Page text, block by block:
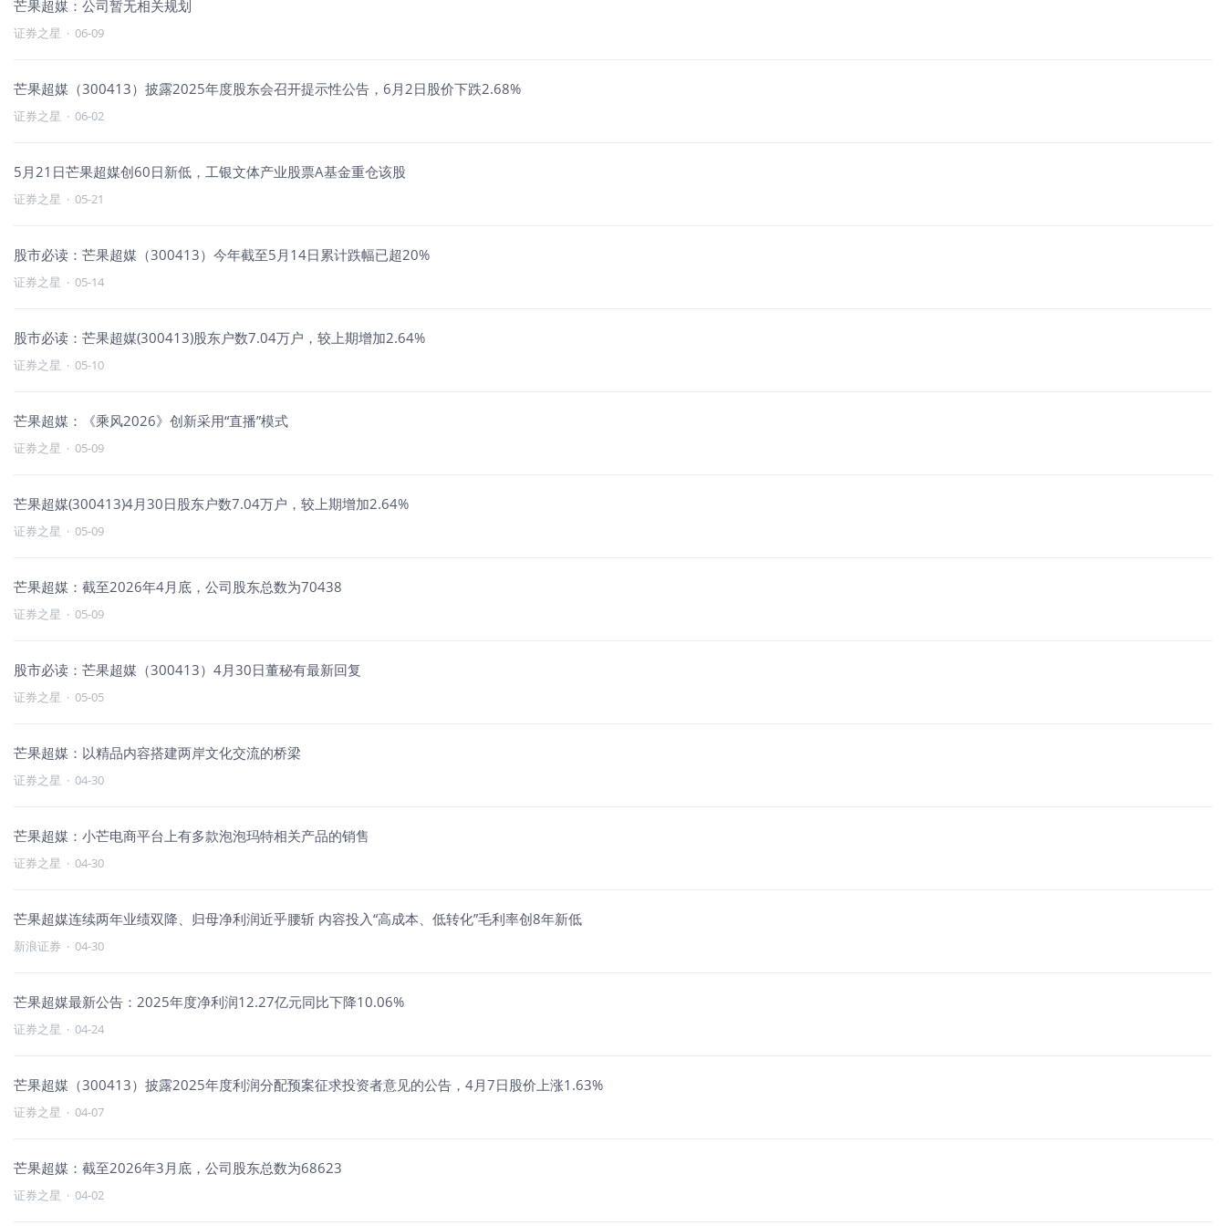
芒果超媒：公司暂无相关规划
证券之星 · 06-09
芒果超媒（300413）披露2025年度股东会召开提示性公告，6月2日股价下跌2.68%
证券之星 · 06-02
5月21日芒果超媒创60日新低，工银文体产业股票A基金重仓该股
证券之星 · 05-21
股市必读：芒果超媒（300413）今年截至5月14日累计跌幅已超20%
证券之星 · 05-14
股市必读：芒果超媒(300413)股东户数7.04万户，较上期增加2.64%
证券之星 · 05-10
芒果超媒：《乘风2026》创新采用“直播”模式
证券之星 · 05-09
芒果超媒(300413)4月30日股东户数7.04万户，较上期增加2.64%
证券之星 · 05-09
芒果超媒：截至2026年4月底，公司股东总数为70438
证券之星 · 05-09
股市必读：芒果超媒（300413）4月30日董秘有最新回复
证券之星 · 05-05
芒果超媒：以精品内容搭建两岸文化交流的桥梁
证券之星 · 04-30
芒果超媒：小芒电商平台上有多款泡泡玛特相关产品的销售
证券之星 · 04-30
芒果超媒连续两年业绩双降、归母净利润近乎腰斩 内容投入“高成本、低转化”毛利率创8年新低
新浪证券 · 04-30
芒果超媒最新公告：2025年度净利润12.27亿元同比下降10.06%
证券之星 · 04-24
芒果超媒（300413）披露2025年度利润分配预案征求投资者意见的公告，4月7日股价上涨1.63%
证券之星 · 04-07
芒果超媒：截至2026年3月底，公司股东总数为68623
证券之星 · 04-02